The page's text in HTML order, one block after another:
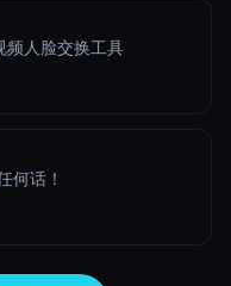
频人脸交换工具
何话！